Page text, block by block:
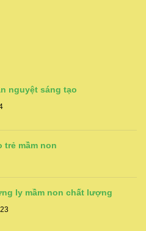
nguyệt sáng tạo
trẻ mầm non
ly mầm non chất lượng